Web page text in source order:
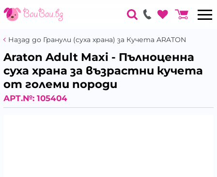
Назад до Гранули (суха храна) за Кучета ARATON
Araton Adult Maxi - Пълноценна
суха храна за възрастни кучета
от големи породи
АРТ.№: 105404